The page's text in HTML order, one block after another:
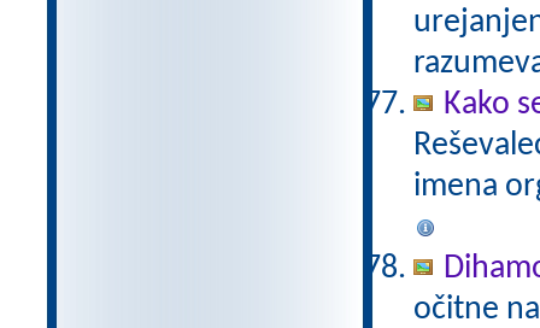
Kako
imena
očitne